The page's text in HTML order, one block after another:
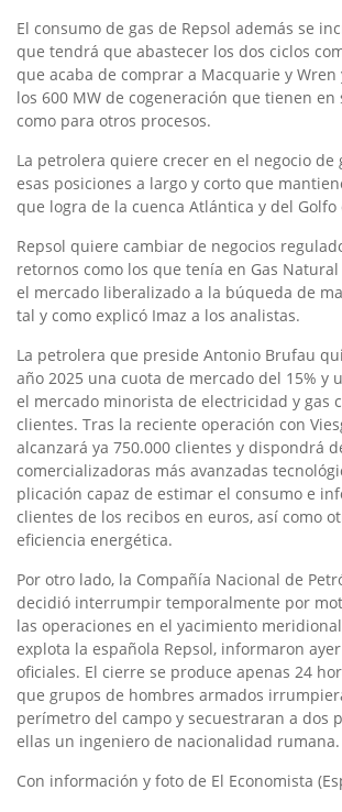
El consumo de gas de Repsol además se
que tendrá que abastecer los dos ciclos
que acaba de comprar a Macquarie y
los 600 MW de cogeneración que tienen
como para otros procesos.
La petrolera quiere crecer en el negocio de
esas posiciones a largo y corto que
que logra de la cuenca Atlántica y del Golfo
Repsol quiere cambiar de negocios
retornos como los que tenía en Gas
el mercado liberalizado a la búqueda de
tal y como explicó Imaz a los analistas.
La petrolera que preside Antonio Brufau
año 2025 una cuota de mercado del 15% y
el mercado minorista de electricidad y gas
clientes. Tras la reciente operación con
alcanzará ya 750.000 clientes y dispondrá
comercializadoras más avanzadas
plicación capaz de estimar el consumo e
clientes de los recibos en euros, así como
eficiencia energética.
Por otro lado, la Compañía Nacional de
decidió interrumpir temporalmente por
las operaciones en el yacimiento
explota la española Repsol, informaron
oficiales. El cierre se produce apenas 24
que grupos de hombres armados
perímetro del campo y secuestraran a dos
ellas un ingeniero de nacionalidad rumana.
Con información y foto de El Economista